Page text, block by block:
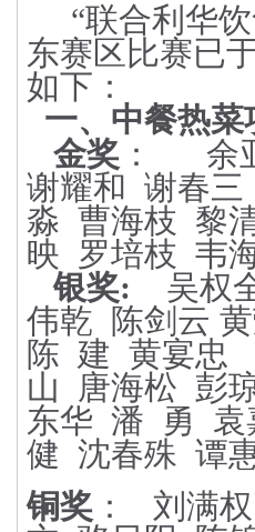
“联合利华
东赛区比赛已
如下：
一、中餐热菜
金奖 ： 余
谢耀和 谢春三
淼 曹海枝 黎
映 罗培枝 韦
银奖: 吴权
伟乾
陈剑云
陈 建 黄宴忠
山
唐海松 彭
东华 潘 勇 袁
健 沈春殊 谭
铜奖 ： 刘满权